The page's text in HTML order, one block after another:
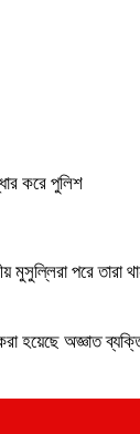
করে পুলিশ
মুসুল্লিরা পরে তারা
হয়েছে অজ্ঞাত